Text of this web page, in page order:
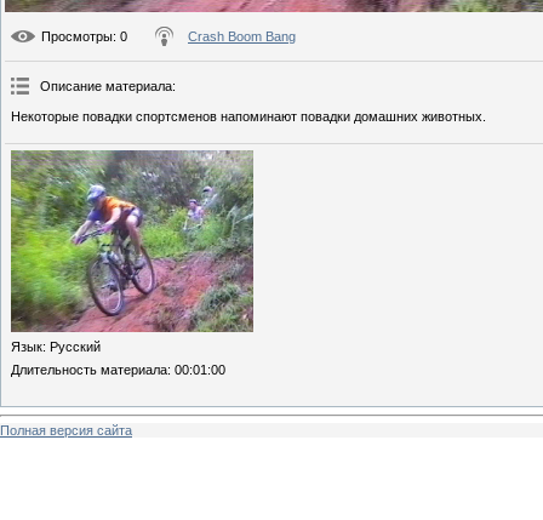
Просмотры: 0 Crash Boom Bang
Описание материала:
Некоторые повадки спортсменов напоминают повадки домашних животных.
Язык: Русский
Длительность материала: 00:01:00
Полная версия сайта